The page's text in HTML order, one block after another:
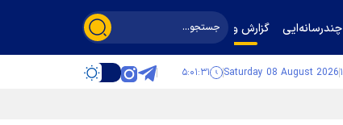
چندرسانه‌ایی گزارش و گفت‌وگو
Saturday 08 August 2026 ۵:۰۱:۳۲